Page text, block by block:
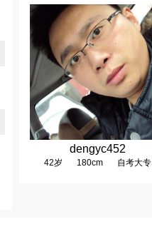
dengyc452
42岁 180cm 自考大专